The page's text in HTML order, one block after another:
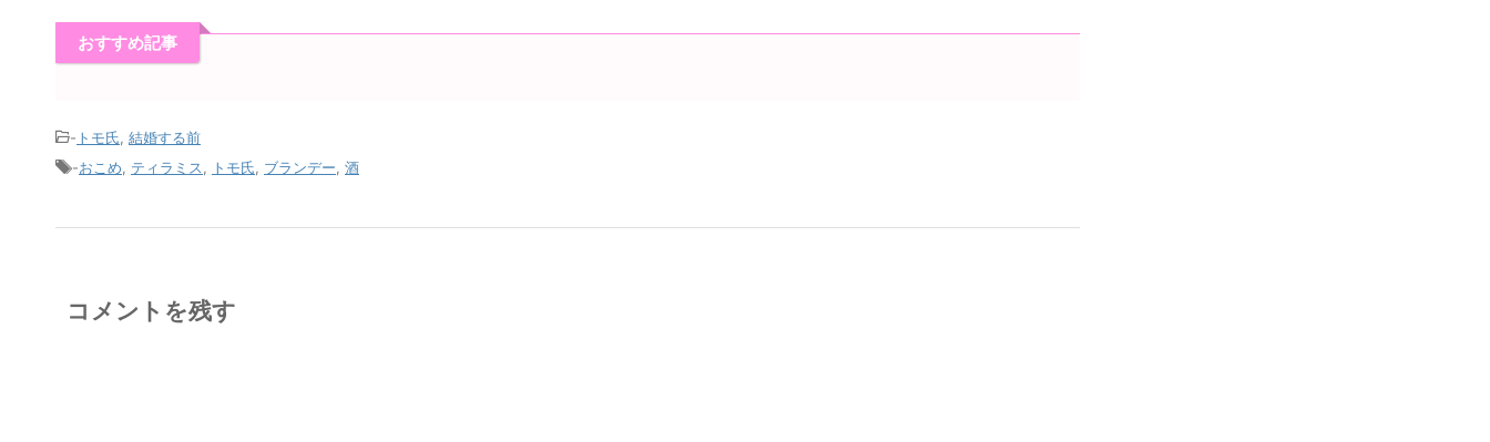
おすすめ記事
- トモ氏 結婚する前
-おこめ ティラミス トモ氏 ブランデー 酒
コメントを残す